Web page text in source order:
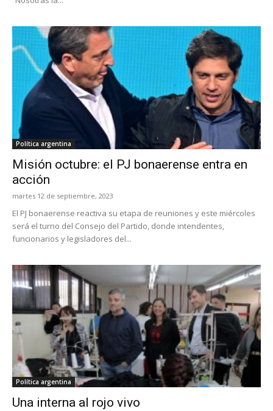
Política argentina
Misión octubre: el PJ bonaerense entra en
acción
martes 12 de septiembre, 2023
El PJ bonaerense reactiva su etapa de reuniones y este miércoles
será el turno del Consejo del Partido, donde intendentes,
funcionarios y legisladores del...
Política argentina
Una interna al rojo vivo